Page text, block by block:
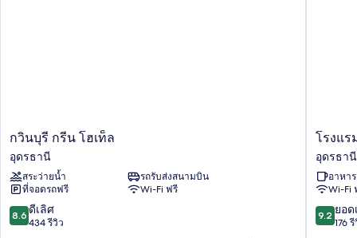
กวิน
กรีน
โฮ
เท็ล
อุดรธานี
กวินบุรี กรีน โฮเท็ล
อุดรธานี
สระว่ายน้ำ
รถรับส่งสนามบิน
ที่จอดรถฟรี
Wi-Fi ฟรี
8.6
จาก
8.6 ดีเลิศ
434 รีวิว
โรงแรม
อุดรธานี
โรงแร
อุดรธานี
อาหา
Wi-Fi
9.2
จาก
9.2 ยอด
176